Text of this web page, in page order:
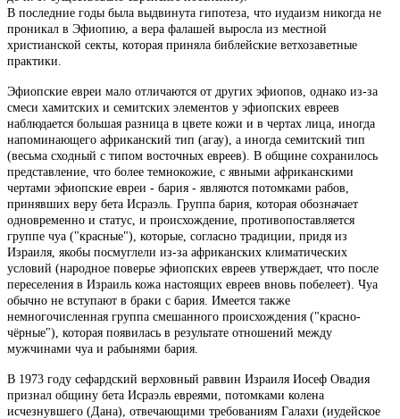
В последние годы была выдвинута гипотеза, что иудаизм никогда не
проникал в Эфиопию, а вера фалашей выросла из местной
христианской секты, которая приняла библейские ветхозаветные
практики.
Эфиопские евреи мало отличаются от других эфиопов, однако из-за
смеси хамитских и семитских элементов у эфиопских евреев
наблюдается большая разница в цвете кожи и в чертах лица, иногда
напоминающего африканский тип (агау), а иногда семитский тип
(весьма сходный с типом восточных евреев). В общине сохранилось
представление, что более темнокожие, с явными африканскими
чертами эфиопские евреи - бария - являются потомками рабов,
принявших веру бета Исраэль. Группа бария, которая обозначает
одновременно и статус, и происхождение, противопоставляется
группе чуа ("красные"), которые, согласно традиции, придя из
Израиля, якобы посмуглели из-за африканских климатических
условий (народное поверье эфиопских евреев утверждает, что после
переселения в Израиль кожа настоящих евреев вновь побелеет). Чуа
обычно не вступают в браки с бария. Имеется также
немногочисленная группа смешанного происхождения ("красно-
чёрные"), которая появилась в результате отношений между
мужчинами чуа и рабынями бария.
В 1973 году сефардский верховный раввин Израиля Иосеф Овадия
признал общину бета Исраэль евреями, потомками колена
исчезнувшего (Дана), отвечающими требованиям Галахи (иудейское